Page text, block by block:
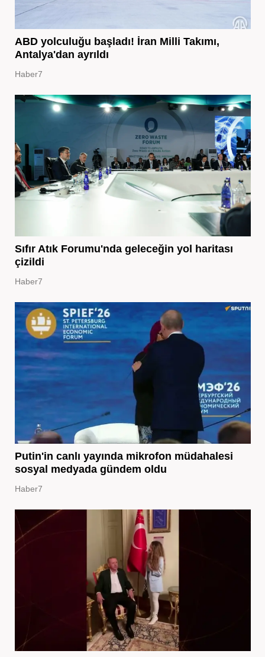
ABD yolculuğu başladı! İran Milli Takımı,
Antalya'dan ayrıldı
Haber7
Sıfır Atık Forumu'nda geleceğin yol haritası
çizildi
Haber7
Putin'in canlı yayında mikrofon müdahalesi
sosyal medyada gündem oldu
Haber7